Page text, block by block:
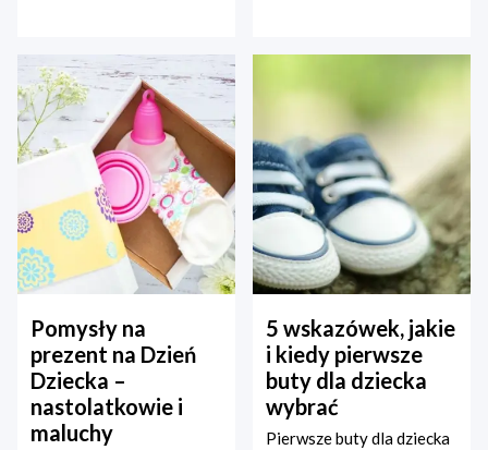
Pomysły na
prezent na Dzień
Dziecka –
nastolatkowie i
maluchy
5 wskazówek, jakie
i kiedy pierwsze
buty dla dziecka
wybrać
Pierwsze buty dla dziecka